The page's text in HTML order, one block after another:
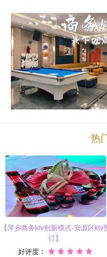
热
【萍乡商务ktv创新模式-安源区ktv
订】
好评度：